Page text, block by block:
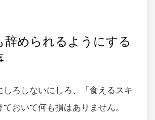
辞められるようにする
しろしないにしろ、「食えるスキ
おいて何も損はありません。